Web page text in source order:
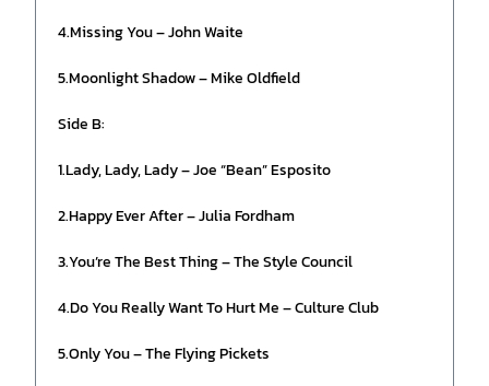
4.Missing You – John Waite
5.Moonlight Shadow – Mike Oldfield
Side B:
1.Lady, Lady, Lady – Joe “Bean” Esposito
2.Happy Ever After – Julia Fordham
3.You’re The Best Thing – The Style Council
4.Do You Really Want To Hurt Me – Culture Club
5.Only You – The Flying Pickets